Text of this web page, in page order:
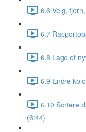
6.6 Velg,
6.7
6.8 Lage et
6.9 Endre
6.10 Sortere
(6:44)